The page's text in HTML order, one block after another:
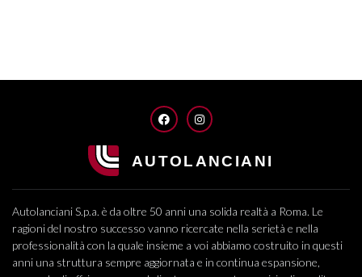
FACEBOOKINSTAGRAM
Autolanciani S.p.a. è da oltre 50 anni una solida realtà a Roma. Le
ragioni del nostro successo vanno ricercate nella serietà e nella
professionalità con la quale insieme a voi abbiamo costruito in questi
anni una struttura sempre aggiornata e in continua espansione,